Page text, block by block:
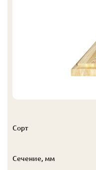
Сорт
Сечение, мм